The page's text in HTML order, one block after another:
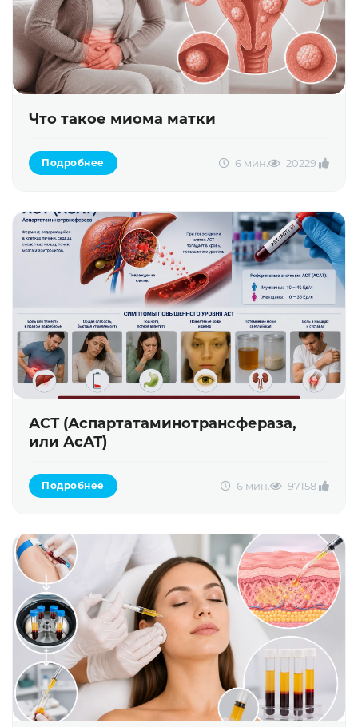
Что такое миома матки
Подробнее 6 мин. 20229
АСТ (Аспартатаминотрансфераза,
или АсАТ)
Подробнее 6 мин. 97158